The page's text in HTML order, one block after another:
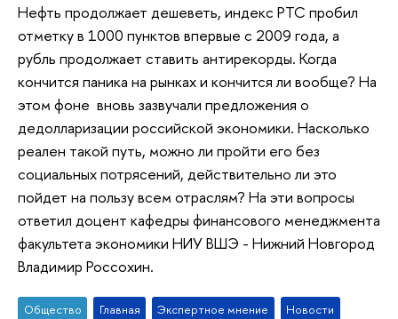
Нефть продолжает дешеветь, индекс РТС пробил
отметку в 1000 пунктов впервые с 2009 года, а
рубль продолжает ставить антирекорды. Когда
кончится паника на рынках и кончится ли вообще? На
этом фоне вновь зазвучали предложения о
дедолларизации российской экономики. Насколько
реален такой путь, можно ли пройти его без
социальных потрясений, действительно ли это
пойдет на пользу всем отраслям? На эти вопросы
ответил доцент кафедры финансового менеджмента
факультета экономики НИУ ВШЭ - Нижний Новгород
Владимир Россохин.
Общество Главная Экспертное мнение
Новости